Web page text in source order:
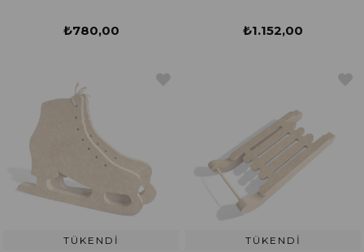
₺780,00 ₺1.152,00
TÜKENDI TÜKENDI